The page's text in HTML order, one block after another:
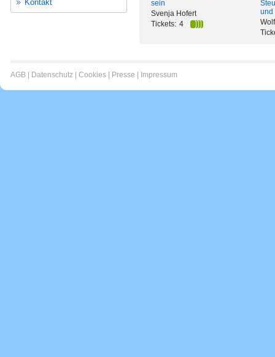
Kontakt
sein
Svenja Hofert
Tickets: 4
und
AGB Datenschutz Cookies Presse Impressum